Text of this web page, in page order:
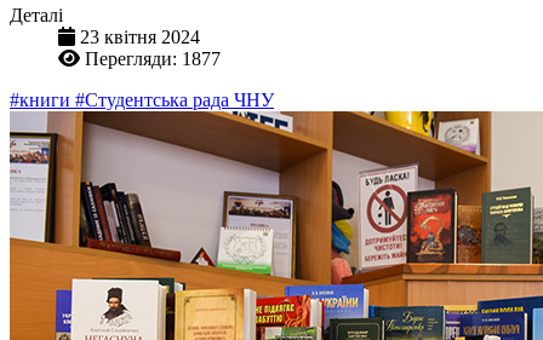
Деталі
23 квітня 2024
Перегляди: 1877
#книги #Студентська рада ЧНУ